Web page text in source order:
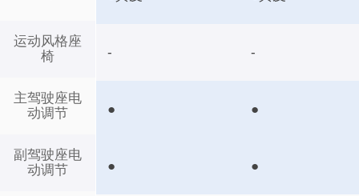
运动风格座
椅
主驾驶座电
动调节
副驾驶座电
动调节
- -
● ●
● ●